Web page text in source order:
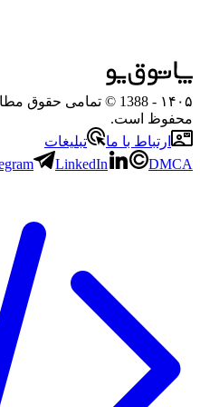
۱۴۰۵
- 1388 © تمامی حقوق
محفوظ است.
ارتباط با ما
تبلیغات
LinkedIn DMCA